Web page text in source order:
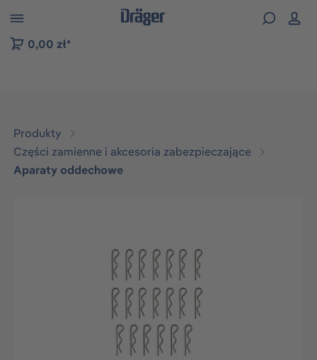
do nawigacji na platformie B2B
0,00 zł*
Produkty
Części zamienne i akcesoria zabezpieczające
Aparaty oddechowe